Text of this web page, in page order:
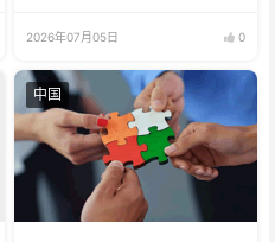
糕
2026年07月05日 0
中国